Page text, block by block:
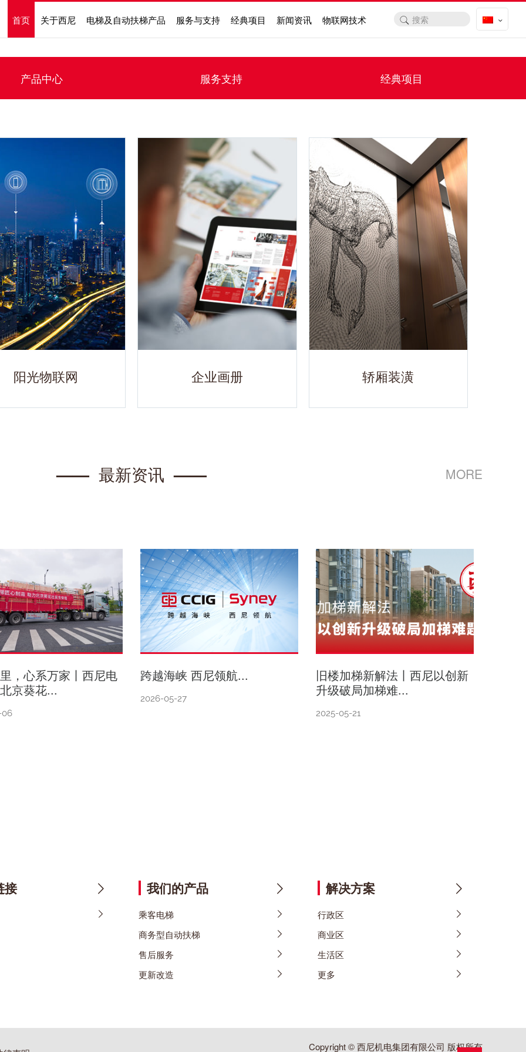
首页 关于西尼 电梯及自动扶梯产品 服务与支持 经典项目 新闻资讯 物联网技术
产品中心 服务支持 经典项目
阳光物联网 企业画册 轿厢装潢
—— 最新资讯—— MORE
，心系万家丨西尼电
京葵花...
06
跨越海峡 西尼领航...
2026-05-27
旧楼加梯新解法丨西尼以创新
升级破局加梯难...
2025-05-21
接 我们的产品
乘客电梯
商务型自动扶梯
售后服务
更新改造
解决方案
行政区
商业区
生活区
更多
Copyright © 西尼机电集团有限公司 版权所有